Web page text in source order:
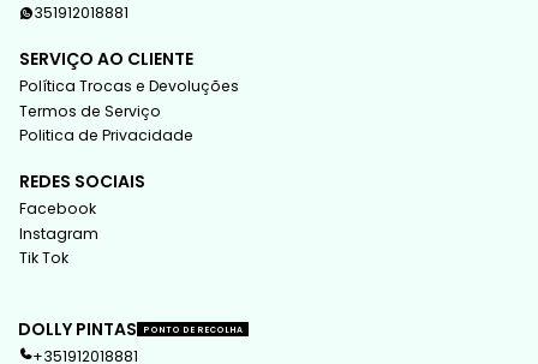
351912018881
SERVIÇO AO CLIENTE
Política Trocas e Devoluções
Termos de Serviço
Politica de Privacidade
REDES SOCIAIS
Facebook
Instagram
Tik Tok
DOLLY PINTAS PONTO DE RECOLHA
+351912018881